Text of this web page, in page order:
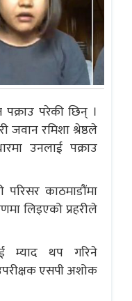
परेकी छिन् ।
जवान रमिशा श्रेष्ठले
उनलाई पक्राउ
परिसर काठमाडौंमा
लिइएको प्रहरीले
म्याद थप गरिने
एसपी अशोक